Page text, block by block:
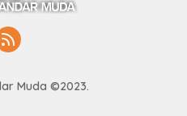
Muda ©2023.